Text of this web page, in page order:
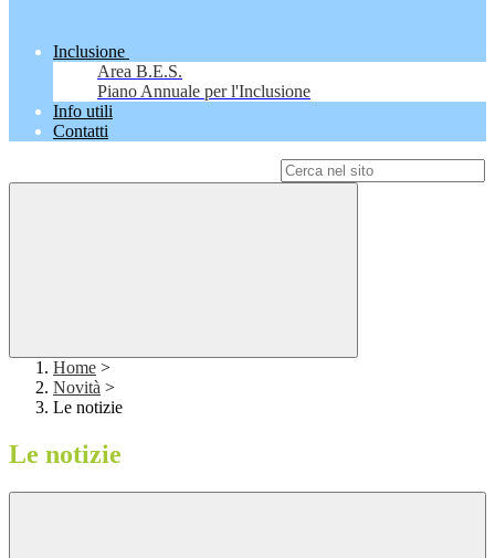
Inclusione
Area B.E.S.
Piano Annuale per l'Inclusione
Info utili
Contatti
Home >
Novità >
Le notizie
Le notizie